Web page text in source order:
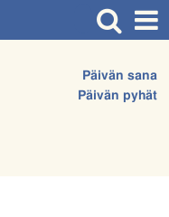
Päivän sana
Päivän pyhät